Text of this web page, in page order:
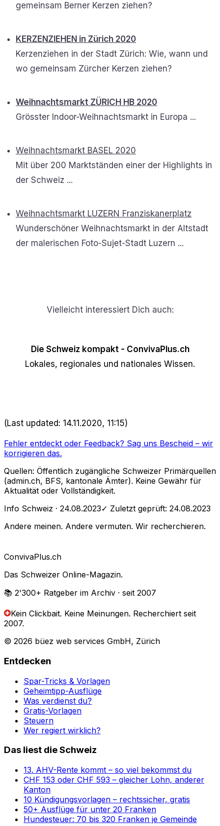
gemeinsam Berner Kerzen ziehen?
KERZENZIEHEN in Zürich 2020
Kerzenziehen in der Stadt Zürich: Wie, wann und
wo gemeinsam Zürcher Kerzen ziehen?
Weihnachtsmarkt ZÜRICH HB 2020
Grösster Indoor-Weihnachtsmarkt in Europa ...
Weihnachtsmarkt BASEL 2020
Mit über 200 Marktständen einer der Highlights in
der Schweiz ...
Weihnachtsmarkt LUZERN Franziskanerplatz
Wunderschöner Weihnachtsmarkt in der Altstadt
der malerischen Foto-Sujet-Stadt Luzern ...
Vielleicht interessiert Dich auch:
Die Schweiz kompakt - ConvivaPlus.ch
Lokales, regionales und nationales Wissen.
(Last updated: 14.11.2020, 11:15)
Fehler entdeckt oder Feedback? Sag uns Bescheid – wir
korrigieren das.
Quellen: Öffentlich zugängliche Schweizer Primärquellen
(admin.ch, BFS, kantonale Ämter). Keine Gewähr für
Aktualität oder Vollständigkeit.
Info Schweiz · 24.08.2023✓ Zuletzt geprüft: 24.08.2023
Andere meinen. Andere vermuten. Wir recherchieren.
ConvivaPlus.ch
Das Schweizer Online-Magazin.
📚 2'300+ Ratgeber im Archiv · seit 2007
Kein Clickbait. Keine Meinungen. Recherchiert seit
2007.
© 2026 büez web services GmbH, Zürich
Entdecken
Spar-Tricks & Vorlagen
Geheimtipp-Ausflüge
Was verdienst du?
Gratis-Vorlagen
Steuern
Wer regiert wirklich?
Das liest die Schweiz
13. AHV-Rente kommt – so viel bekommst du
CHF 153 oder CHF 593 – gleicher Lohn, anderer
Kanton
10 Kündigungsvorlagen – rechtssicher, gratis
50+ Ausflüge für unter 20 Franken
Hundesteuer: 70 bis 320 Franken je Gemeinde